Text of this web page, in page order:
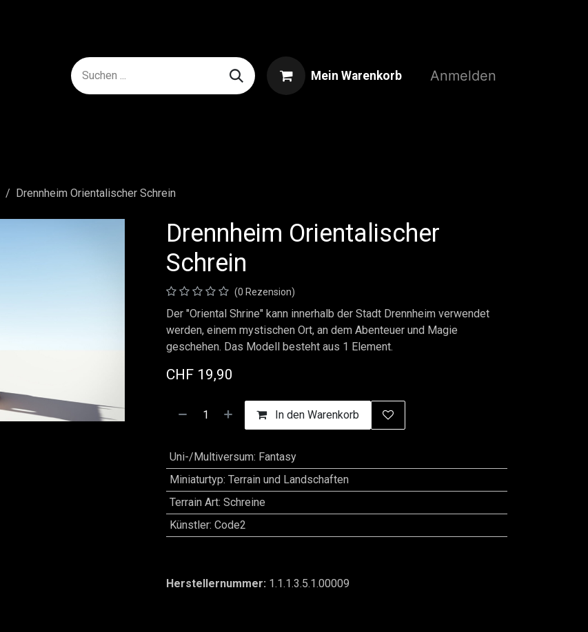
Mein Warenkorb Anmelden
Drennheim Orientalischer Schrein
Drennheim Orientalischer
Schrein
(0 Rezension)
Der "Oriental Shrine" kann innerhalb der Stadt Drennheim verwendet
werden, einem mystischen Ort, an dem Abenteuer und Magie
geschehen. Das Modell besteht aus 1 Element.
CHF 19,90
In den Warenkorb
Uni-/Multiversum: Fantasy
Miniaturtyp: Terrain und Landschaften
Terrain Art: Schreine
Künstler: Code2
Herstellernummer: 1.1.1.3.5.1.00009